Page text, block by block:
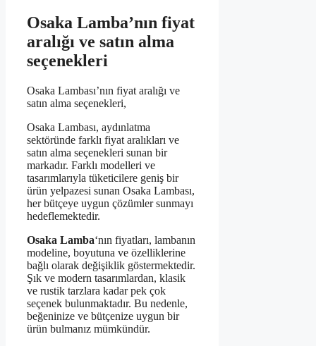
Osaka Lamba’nın fiyat
aralığı ve satın alma
seçenekleri
Osaka Lambası’nın fiyat aralığı ve
satın alma seçenekleri,
Osaka Lambası, aydınlatma
sektöründe farklı fiyat aralıkları ve
satın alma seçenekleri sunan bir
markadır. Farklı modelleri ve
tasarımlarıyla tüketicilere geniş bir
ürün yelpazesi sunan Osaka Lambası,
her bütçeye uygun çözümler sunmayı
hedeflemektedir.
Osaka Lamba‘nın fiyatları, lambanın
modeline, boyutuna ve özelliklerine
bağlı olarak değişiklik göstermektedir.
Şık ve modern tasarımlardan, klasik
ve rustik tarzlara kadar pek çok
seçenek bulunmaktadır. Bu nedenle,
beğeninize ve bütçenize uygun bir
ürün bulmanız mümkündür.